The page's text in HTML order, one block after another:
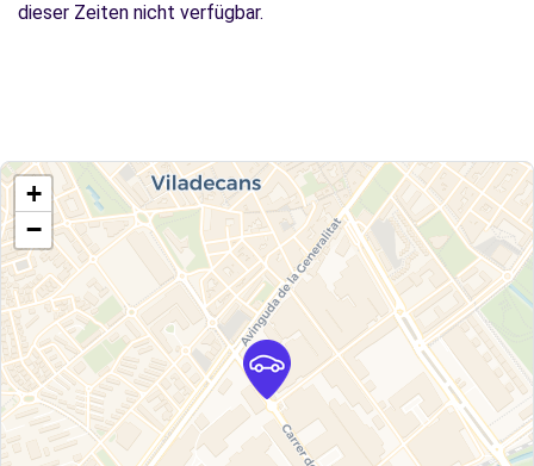
dieser Zeiten nicht verfügbar.
+
−